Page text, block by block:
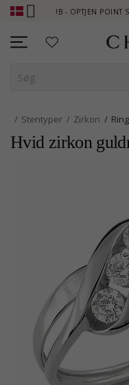
- OPTJEN POINT SE MERE -
Stentyper Zirkon
Hvid zirkon